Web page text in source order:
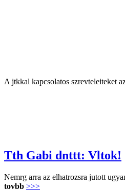
A jtkkal kapcsolatos szrevteleiteket
Tth Gabi dnttt: Vltok!
Nemrg arra az elhatrozsra jutott
tovbb >>>